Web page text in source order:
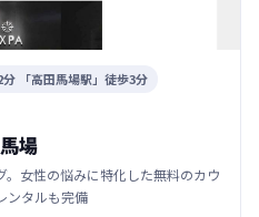
「高田馬場駅」徒歩3分
場
。女性の悩みに特化した無料のカウ
ンタルも完備